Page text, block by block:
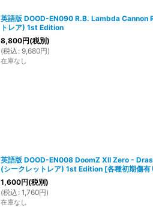
英語版 DOOD-EN090 R.B. Lambda Cannon
トレア) 1st Edition
8,800円(税別)
(税込 : 9,680円)
在庫なし
英語版 DOOD-EN008 DoomZ XII Zero -
(シークレットレア) 1st Edition [各種初期傷有
1,600円(税別)
(税込 : 1,760円)
在庫なし